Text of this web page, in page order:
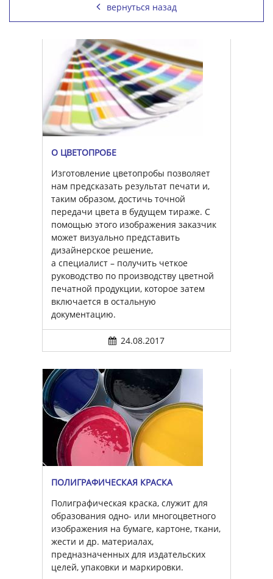
вернуться назад
О ЦВЕТОПРОБЕ
Изготовление цветопробы позволяет
нам предсказать результат печати и,
таким образом, достичь точной
передачи цвета в будущем тираже. С
помощью этого изображения заказчик
может визуально представить
дизайнерское решение,
а специалист – получить четкое
руководство по производству цветной
печатной продукции, которое затем
включается в остальную
документацию.
24.08.2017
ПОЛИГРАФИЧЕСКАЯ КРАСКА
Полиграфическая краска, служит для
образования одно- или многоцветного
изображения на бумаге, картоне, ткани,
жести и др. материалах,
предназначенных для издательских
целей, упаковки и маркировки.